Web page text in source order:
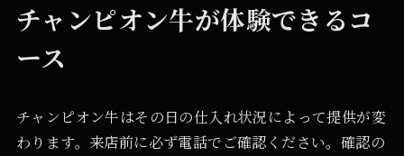
チャンピオン牛が体験できるコ
ース
チャンピオン牛はその日の仕入れ状況によって提供が変
わります。来店前に必ず電話でご確認ください。確認の